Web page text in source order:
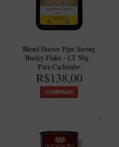
Mouton
New Rose
Petrus
Piccolo
Premium
Blend Doctor Pipe Strong
Burley Flake - LT 50g -
Para Cachimbo
R$138,00
COMPRAR